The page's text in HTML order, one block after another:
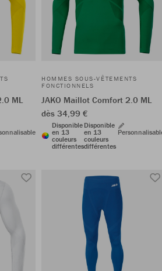
ML
HOMMES SOUS-VÊTEMENTS
FONCTIONNELS
JAKO Maillot Comfort 2.0 ML
dès 34,99 €
Disponible
en 13
couleurs
différentes
Disponible
en 13
couleurs
différentes